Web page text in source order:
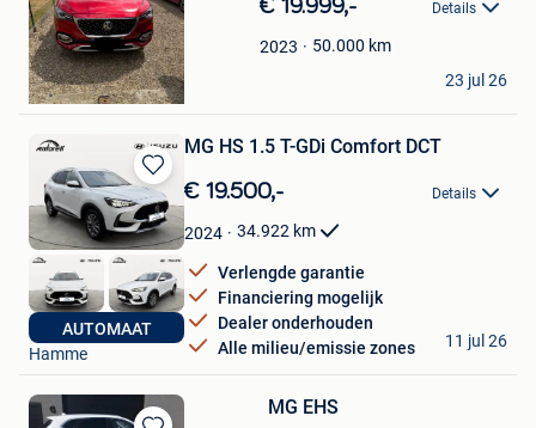
Mijn
Favorieten
€ 19.999,- Details
2023 50.000 km
Jordi
Maaseik
23 jul 26
Bewaren
in
Mijn
Favorieten
AUTOMAAT
MG HS 1.5 T-GDi Comfort DCT
€ 19.500,- Details
2024 34.922 km
Verlengde garantie
Financiering mogelijk
Dealer onderhouden
Alle milieu/emissie zones
Autobedrijf Antoreti
Hamme
11 jul 26
MG EHS